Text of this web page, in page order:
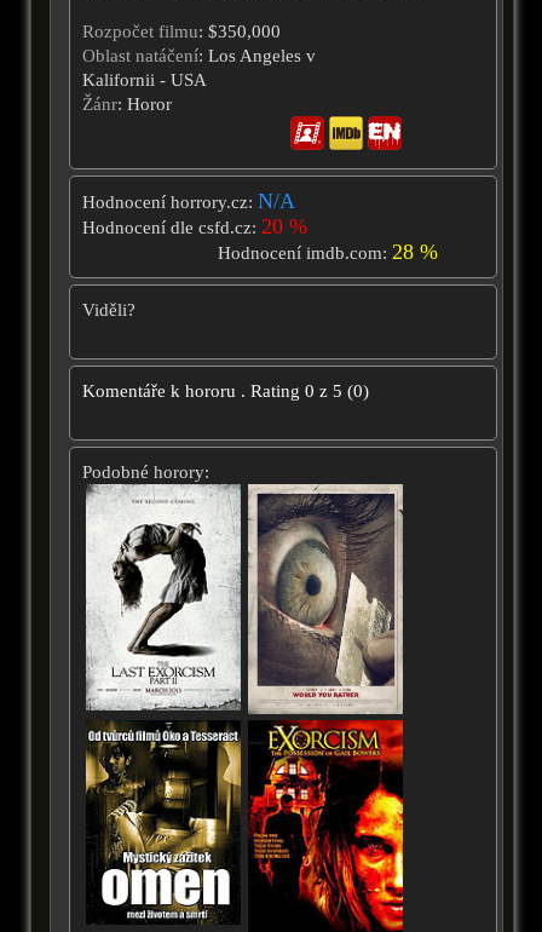
Rozpočet filmu: $350,000
Oblast natáčení: Los Angeles v
Kalifornii - USA
Žánr: Horor
Hodnocení horrory.cz: N/A
Hodnocení dle csfd.cz: 20 %
Hodnocení imdb.com: 28 %
Viděli?
Komentáře k hororu . Rating 0 z 5 (0)
Podobné horory: